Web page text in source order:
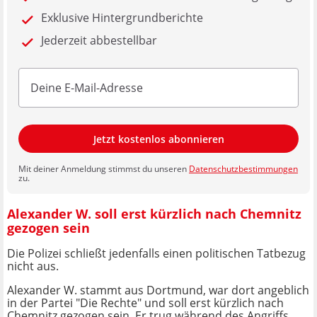
Exklusive Hintergrundberichte
Jederzeit abbestellbar
Jetzt kostenlos abonnieren
Mit deiner Anmeldung stimmst du unseren Datenschutzbestimmungen
zu.
Alexander W. soll erst kürzlich nach Chemnitz
gezogen sein
Die Polizei schließt jedenfalls einen politischen Tatbezug
nicht aus.
Alexander W. stammt aus Dortmund, war dort angeblich
in der Partei "Die Rechte" und soll erst kürzlich nach